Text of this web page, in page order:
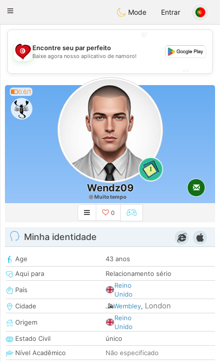
Tunisia Dating
Toggle
Mode Entrar
💖
💕
Encontre seu par perfeito
Baixe agora nosso aplicativo de namoro!
0.6/1
1
Wendz09
Muito tempo
0
Minha identidade
Age
43 anos
Aqui para
Relacionamento sério
País
Reino
Unido
Cidade
Wembley, London
Origem
Reino
Unido
Estado Civil
único
Nível Acadêmico
Não especificado